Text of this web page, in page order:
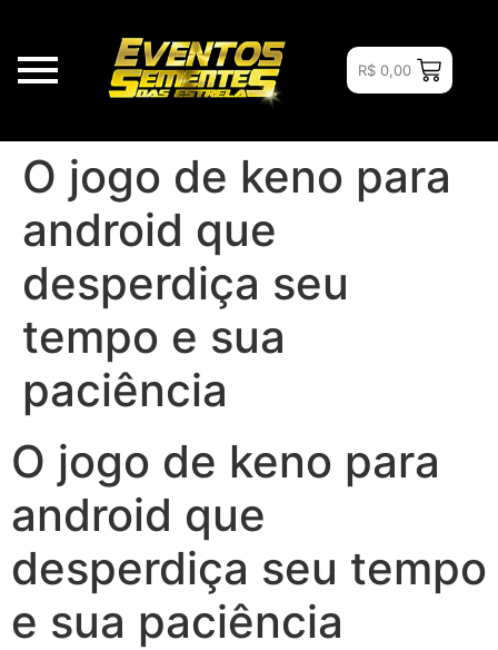
R$ 0,00
O jogo de keno para
android que
desperdiça seu
tempo e sua
paciência
O jogo de keno para
android que
desperdiça seu tempo
e sua paciência